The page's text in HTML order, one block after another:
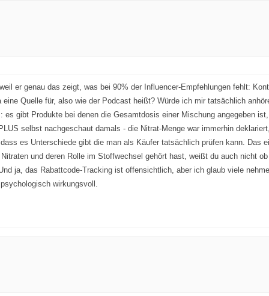
er genau das zeigt, was bei 90% der Influencer-Empfehlungen fehlt:
Quelle für, also wie der Podcast heißt? Würde ich mir tatsächlich
gibt Produkte bei denen die Gesamtdosis einer Mischung angegeben
selbst nachgeschaut damals - die Nitrat-Menge war immerhin
es Unterschiede gibt die man als Käufer tatsächlich prüfen kann. Das
und deren Rolle im Stoffwechsel gehört hast, weißt du auch nicht
ja, das Rabattcode-Tracking ist offensichtlich, aber ich glaub viele
wirkungsvoll.